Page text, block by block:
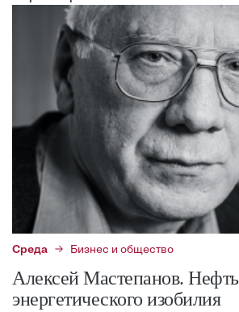
Среда Бизнес и общество
Алексей Мастепанов.
энергетического изобилия